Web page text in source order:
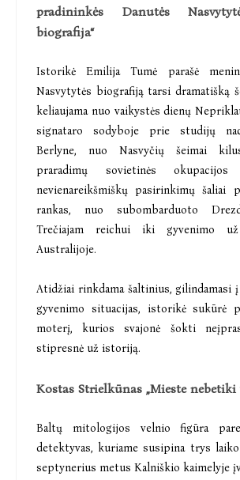
pradininkės Danutės
biografija“
Istorikė Emilija Tumė parašė
Nasvytytės biografiją tarsi dramatišką
keliaujama nuo vaikystės dienų
signataro sodyboje prie studijų
Berlyne, nuo Nasvyčių šeimai
praradimų sovietinės
nevienareikšmiškų pasirinkimų šaliai
rankas, nuo subombarduoto
Trečiajam reichui iki gyvenimo
Australijoje.
Atidžiai rinkdama šaltinius, gilindamasi
gyvenimo situacijas, istorikė sukūrė
moterį, kurios svajonė šokti
stipresnė už istoriją.
Kostas Strielkūnas „Mieste nebetiki
Baltų mitologijos velnio figūra
detektyvas, kuriame susipina trys
septynerius metus Kalniškio kaimelyje